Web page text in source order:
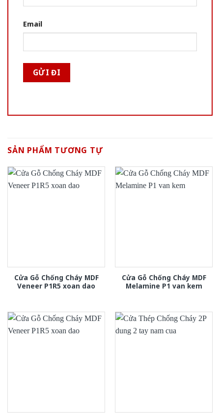
Email
SẢN PHẨM TƯƠNG TỰ
Cửa Gỗ Chống Cháy MDF
Veneer P1R5 xoan dao
Cửa Gỗ Chống Cháy MDF
Melamine P1 van kem